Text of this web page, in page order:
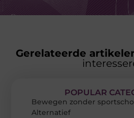
Gerelateerde
POPULAR
Bewegen zonder
Alternatief